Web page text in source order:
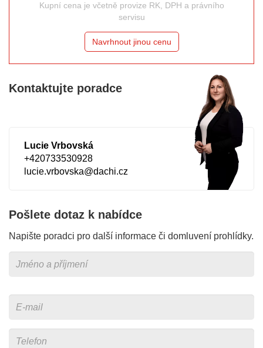
Kupní cena je včetně provize RK, DPH a právního
servisu
Navrhnout jinou cenu
Kontaktujte poradce
Lucie Vrbovská
+420733530928
lucie.vrbovska@dachi.cz
Pošlete dotaz k nabídce
Napište poradci pro další informace či domluvení prohlídky.